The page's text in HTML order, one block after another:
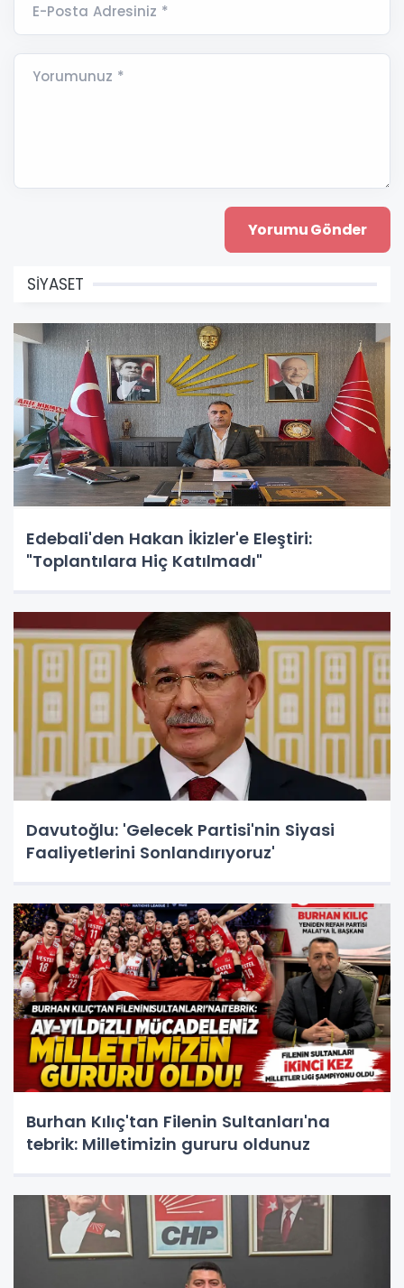
E-Posta Adresiniz *
Yorumunuz *
SİYASET
Edebali'den Hakan İkizler'e Eleştiri:
"Toplantılara Hiç Katılmadı"
Davutoğlu: 'Gelecek Partisi'nin Siyasi
Faaliyetlerini Sonlandırıyoruz'
Burhan Kılıç'tan Filenin Sultanları'na
tebrik: Milletimizin gururu oldunuz